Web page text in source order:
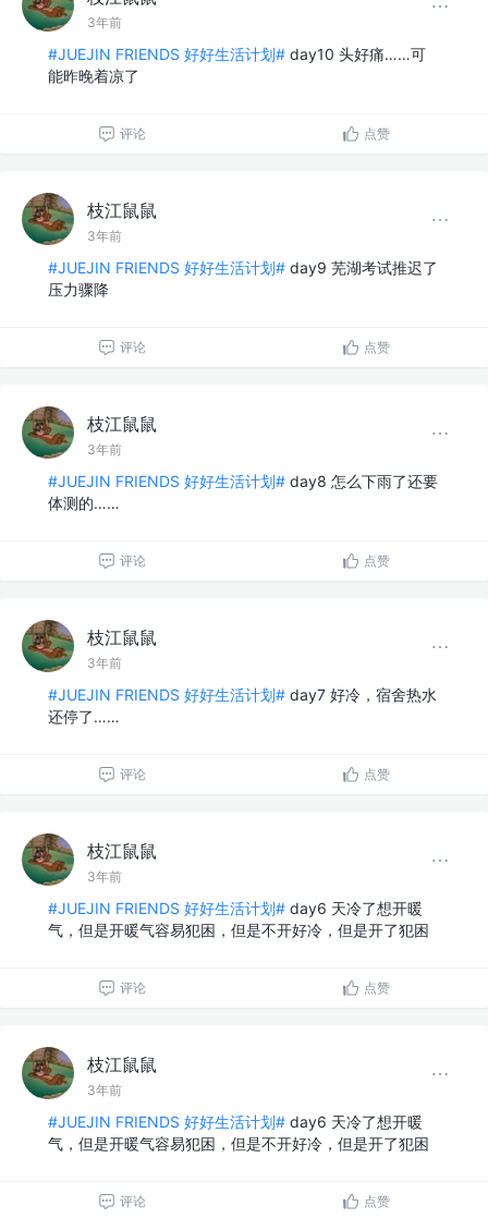
3年前
#JUEJIN FRIENDS 好好生活计划# day10 头好痛……可
能昨晚着凉了
评论 点赞
枝江鼠鼠
3年前
#JUEJIN FRIENDS 好好生活计划# day9 芜湖考试推迟了
压力骤降
评论 点赞
枝江鼠鼠
3年前
#JUEJIN FRIENDS 好好生活计划# day8 怎么下雨了还要
体测的……
评论 点赞
枝江鼠鼠
3年前
#JUEJIN FRIENDS 好好生活计划# day7 好冷，宿舍热水
还停了……
评论 点赞
枝江鼠鼠
3年前
#JUEJIN FRIENDS 好好生活计划# day6 天冷了想开暖
气，但是开暖气容易犯困，但是不开好冷，但是开了犯困
评论 点赞
枝江鼠鼠
3年前
#JUEJIN FRIENDS 好好生活计划# day6 天冷了想开暖
气，但是开暖气容易犯困，但是不开好冷，但是开了犯困
评论 点赞